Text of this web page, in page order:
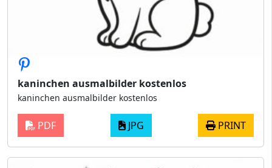
kaninchen ausmalbilder kostenlos
kaninchen ausmalbilder kostenlos
PDF JPG PRINT